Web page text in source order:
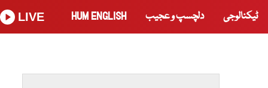
ٹیکنالوجی دلچسپ و عجیب HUM ENGLISH
LIVE